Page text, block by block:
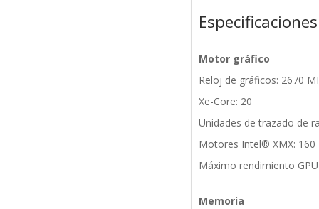
Especificaciones
Motor gráfico
Reloj de gráficos: 2670
Xe-Core: 20
Unidades de trazado de
Motores Intel® XMX: 160
Máximo rendimiento
Memoria